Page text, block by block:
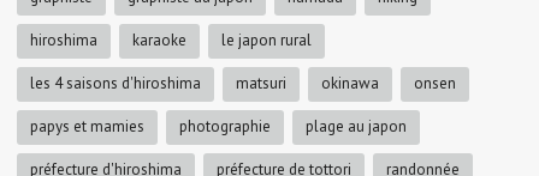
hiroshima karaoke le japon rural
les 4 saisons d'hiroshima matsuri okinawa onsen
papys et mamies photographie plage au japon
préfecture d'hiroshima préfecture de tottori randonnée